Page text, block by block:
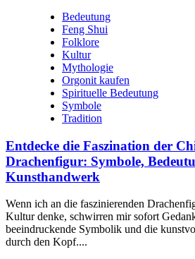
Bedeutung
Feng Shui
Folklore
Kultur
Mythologie
Orgonit kaufen
Spirituelle Bedeutung
Symbole
Tradition
Entdecke die Faszination der
Drachenfigur: Symbole,
Kunsthandwerk
Wenn ich an die faszinierenden
Kultur denke, schwirren mir sofort
beeindruckende Symbolik und die
durch den Kopf....